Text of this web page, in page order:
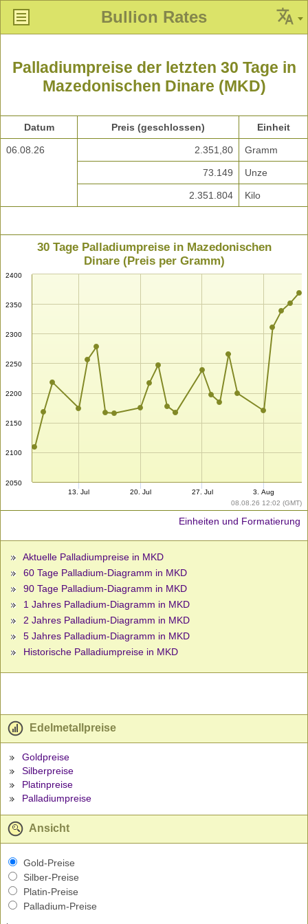
Bullion Rates
Palladiumpreise der letzten 30 Tage in
Mazedonischen Dinare (MKD)
Datum Preis (geschlossen) Einheit
06.08.26 2.351,80 Gramm
73.149 Unze
2.351.804 Kilo
08.08.26 12:02 (GMT)
30 Tage Palladiumpreise in Mazedonischen
Dinare (Preis per Gramm)
2050
2100
2150
2200
2250
2300
2350
2400
13. Jul 20. Jul 27. Jul 3. Aug
Einheiten und Formatierung
Aktuelle Palladiumpreise in MKD
60 Tage Palladium-Diagramm in MKD
90 Tage Palladium-Diagramm in MKD
1 Jahres Palladium-Diagramm in MKD
2 Jahres Palladium-Diagramm in MKD
5 Jahres Palladium-Diagramm in MKD
Historische Palladiumpreise in MKD
Edelmetallpreise
Goldpreise
Silberpreise
Platinpreise
Palladiumpreise
Ansicht
Gold-Preise
Silber-Preise
Platin-Preise
Palladium-Preise